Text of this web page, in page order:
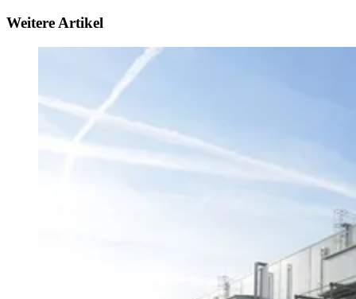
Weitere Artikel